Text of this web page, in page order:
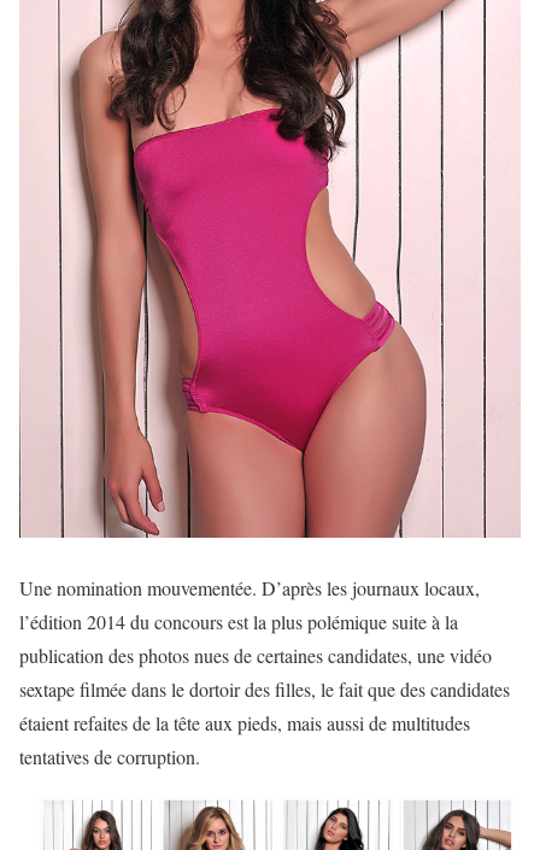
Une nomination mouvementée. D’après les journaux locaux,
l’édition 2014 du concours est la plus polémique suite à la
publication des photos nues de certaines candidates, une vidéo
sextape filmée dans le dortoir des filles, le fait que des candidates
étaient refaites de la tête aux pieds, mais aussi de multitudes
tentatives de corruption.